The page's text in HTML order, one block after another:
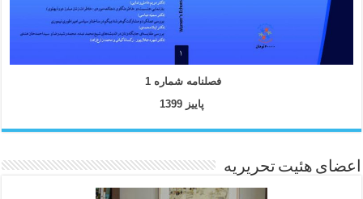
فصلنامه شماره 1
پاییز 1399
اعضای هئیت تحریریه